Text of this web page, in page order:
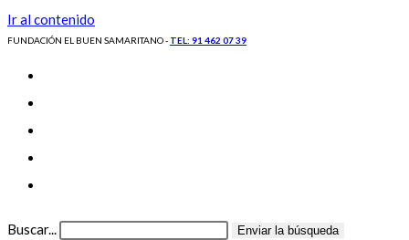
Ir al contenido
FUNDACIÓN EL BUEN SAMARITANO - TEL: 91 462 07 39
Buscar... Enviar la búsqueda